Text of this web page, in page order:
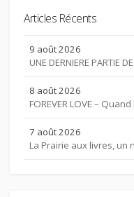
Articles Récents
9 août 2026
UNE DERNIERE PARTIE
8 août 2026
FOREVER LOVE –
7 août 2026
La Prairie aux livres, un